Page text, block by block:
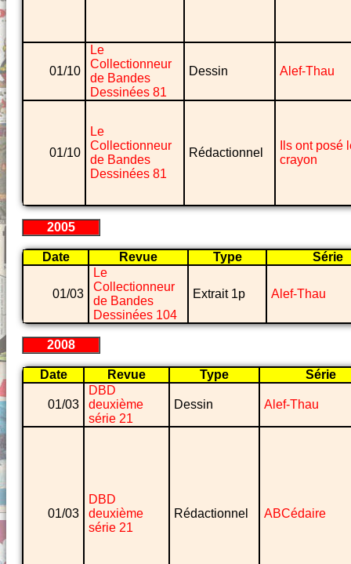
01/10
Le
Collectionneur
de Bandes
Dessinées 81
Dessin Alef-Thau
01/10
Le
Collectionneur
de Bandes
Dessinées 81
Rédactionnel
Ils ont posé
crayon
2005
Date Revue Type Série
01/03
Le
Collectionneur
de Bandes
Dessinées 104
Extrait 1p Alef-Thau
2008
Date Revue Type Série
01/03
DBD
deuxième
série 21
Dessin Alef-Thau
01/03
DBD
deuxième
série 21
Rédactionnel ABCédaire